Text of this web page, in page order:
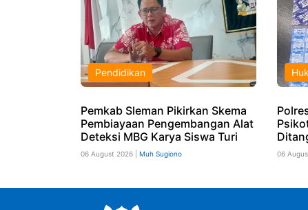
Pendidikan
Pemkab Sleman Pikirkan Skema
Pembiayaan Pengembangan Alat
Deteksi MBG Karya Siswa Turi
06 August 2026 | Muh Sugiono 06